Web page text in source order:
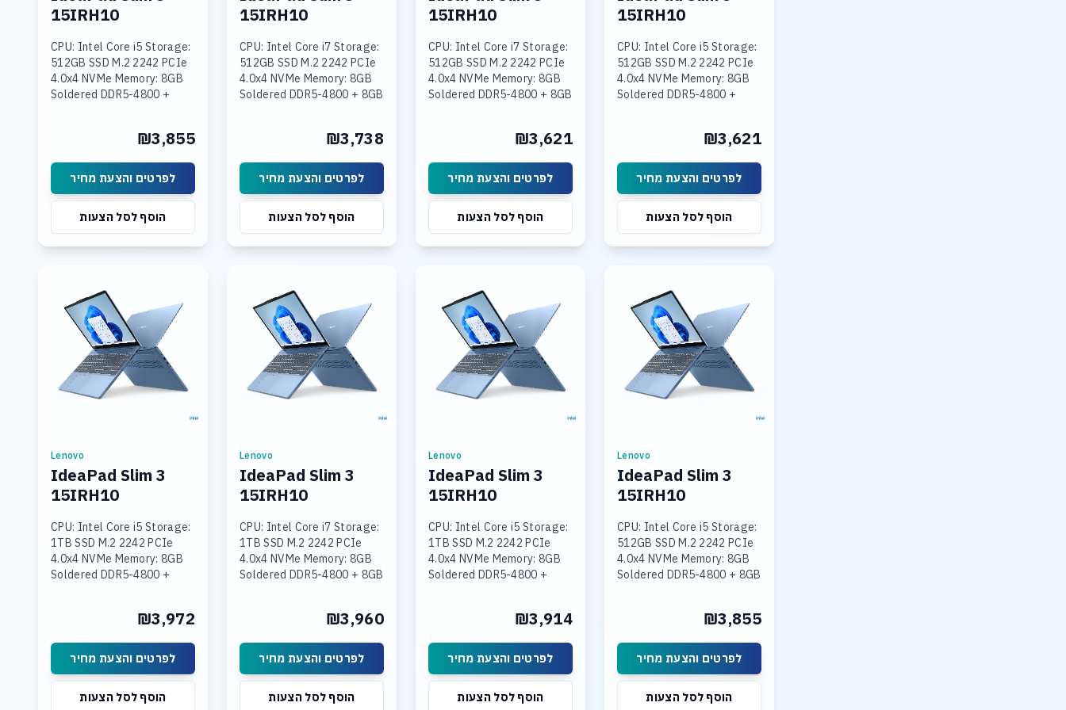
15IRH10
CPU: Intel Core i5 Storage:
512GB SSD M.2 2242 PCIe
4.0x4 NVMe Memory: 8GB
Soldered DDR5-4800 +
UHD Graphics Display: 15.3
₪3,621
לפרטים והצעת מחיר
הוסף לסל הצעות
15IRH10
CPU: Intel Core i7 Storage:
512GB SSD M.2 2242 PCIe
4.0x4 NVMe Memory: 8GB
Soldered DDR5-4800 + 8GB
UHD Graphics Display: 15.3
₪3,621
לפרטים והצעת מחיר
הוסף לסל הצעות
15IRH10
CPU: Intel Core i7 Storage:
512GB SSD M.2 2242 PCIe
4.0x4 NVMe Memory: 8GB
Soldered DDR5-4800 + 8GB
UHD Graphics Display: 15.3
₪3,738
לפרטים והצעת מחיר
הוסף לסל הצעות
15IRH10
CPU: Intel Core i5 Storage:
512GB SSD M.2 2242 PCIe
4.0x4 NVMe Memory: 8GB
Soldered DDR5-4800 +
UHD Graphics Display: 15.3
₪3,855
לפרטים והצעת מחיר
הוסף לסל הצעות
Lenovo
IdeaPad Slim 3
15IRH10
CPU: Intel Core i5 Storage:
512GB SSD M.2 2242 PCIe
4.0x4 NVMe Memory: 8GB
Soldered DDR5-4800 + 8GB
UHD Graphics Display: 15.3
₪3,855
לפרטים והצעת מחיר
הוסף לסל הצעות
Lenovo
IdeaPad Slim 3
15IRH10
CPU: Intel Core i5 Storage:
1TB SSD M.2 2242 PCIe
4.0x4 NVMe Memory: 8GB
Soldered DDR5-4800 +
UHD Graphics Display: 15.3
₪3,914
לפרטים והצעת מחיר
הוסף לסל הצעות
Lenovo
IdeaPad Slim 3
15IRH10
CPU: Intel Core i7 Storage:
1TB SSD M.2 2242 PCIe
4.0x4 NVMe Memory: 8GB
Soldered DDR5-4800 + 8GB
UHD Graphics Display: 15.3
₪3,960
לפרטים והצעת מחיר
הוסף לסל הצעות
Lenovo
IdeaPad Slim 3
15IRH10
CPU: Intel Core i5 Storage:
1TB SSD M.2 2242 PCIe
4.0x4 NVMe Memory: 8GB
Soldered DDR5-4800 +
UHD Graphics Display: 15.3
₪3,972
לפרטים והצעת מחיר
הוסף לסל הצעות